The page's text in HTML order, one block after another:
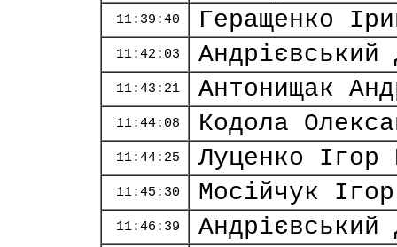
11:39:40 Геращенко
11:42:03 Андрієвський
11:43:21 Антонищак
11:44:08 Кодола
11:44:25 Луценко Ігор
11:45:30 Мосійчук
11:46:39 Андрієвський